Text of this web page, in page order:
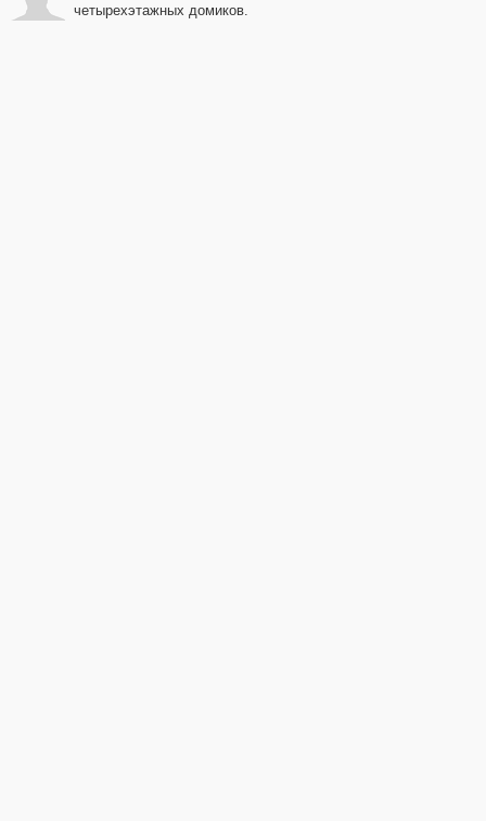
четырехэтажных домиков.